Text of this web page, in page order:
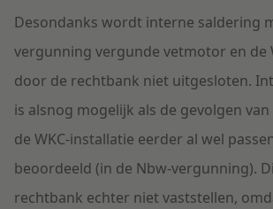
Desondanks wordt interne saldering
vergunning vergunde vetmotor en de
door de rechtbank niet uitgesloten.
is alsnog mogelijk als de gevolgen
de WKC-installatie eerder al wel
beoordeeld (in de Nbw-vergunning).
rechtbank echter niet vaststellen,